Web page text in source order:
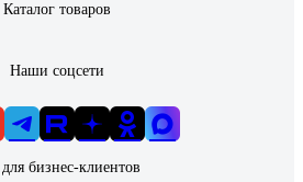
Каталог товаров
Наши соцсети
бизнес-клиентов